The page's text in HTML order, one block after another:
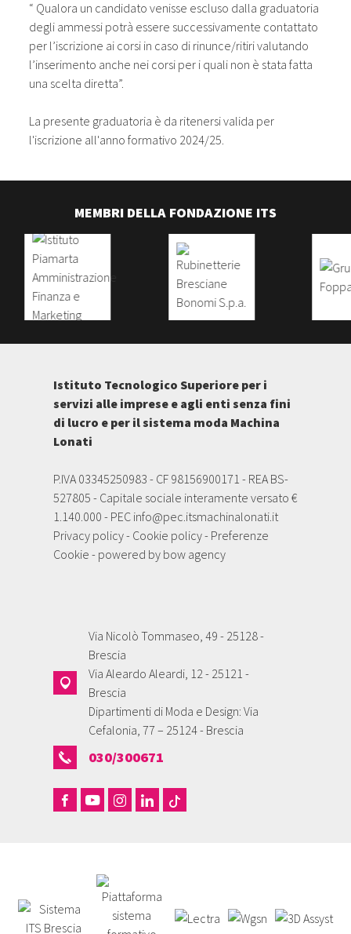
“ Qualora un candidato venisse escluso dalla graduatoria
degli ammessi potrà essere successivamente contattato
per l’iscrizione ai corsi in caso di rinunce/ritiri valutando
l’inserimento anche nei corsi per i quali non è stata fatta
una scelta diretta”.
La presente graduatoria è da ritenersi valida per
l'iscrizione all'anno formativo 2024/25.
MEMBRI DELLA FONDAZIONE ITS
Istituto Tecnologico Superiore per i
servizi alle imprese e agli enti senza fini
di lucro e per il sistema moda Machina
Lonati
P.IVA 03345250983 - CF 98156900171 - REA BS-
527805 - Capitale sociale interamente versato €
1.140.000 - PEC info@pec.itsmachinalonati.it
Privacy policy- Cookie policy- Preferenze
Cookie - powered by bow agency
Via Nicolò Tommaseo, 49 - 25128 -
Brescia
Via Aleardo Aleardi, 12 - 25121 -
Brescia
Dipartimenti di Moda e Design: Via
Cefalonia, 77 – 25124 - Brescia
030/300671